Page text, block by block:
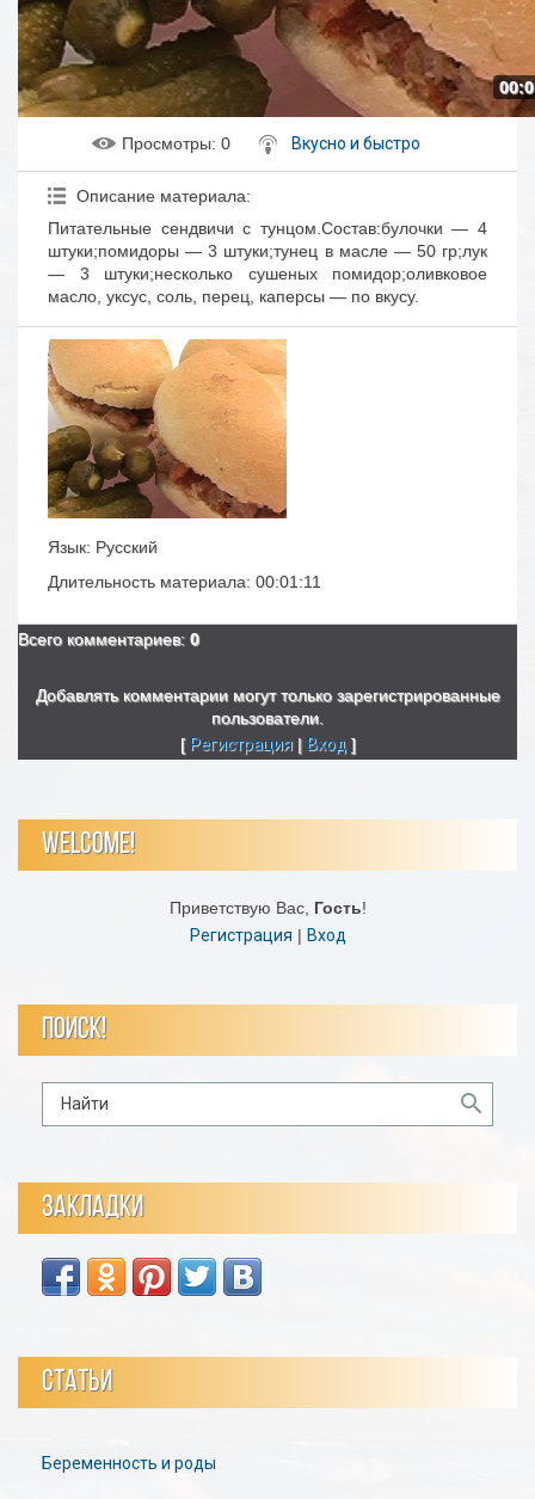
Просмотры: 0 Вкусно и быстро
Описание материала:
Питательные сендвичи с тунцом.Состав:булочки — 4
штуки;помидоры — 3 штуки;тунец в масле — 50 гр;лук
— 3 штуки;несколько сушеных помидор;оливковое
масло, уксус, соль, перец, каперсы — по вкусу.
Язык: Русский
Длительность материала: 00:01:11
Всего комментариев: 0
Добавлять комментарии могут только зарегистрированные
пользователи.
[ Регистрация| Вход ]
WELCOME!
Приветствую Вас, Гость!
Регистрация | Вход
ПОИСК!
ЗАКЛАДКИ
СТАТЬИ
Беременность и роды